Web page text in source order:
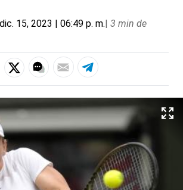
15, 2023 | 06:49 p. m.| 3 min de